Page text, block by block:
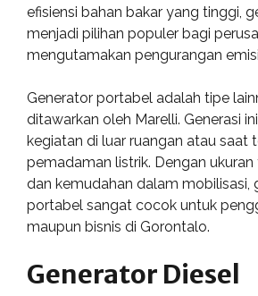
efisiensi bahan bakar yang tinggi,
menjadi pilihan populer bagi
mengutamakan pengurangan
Generator portabel adalah tipe
ditawarkan oleh Marelli. Generasi
kegiatan di luar ruangan atau saat
pemadaman listrik. Dengan
dan kemudahan dalam mobilisasi,
portabel sangat cocok untuk
maupun bisnis di Gorontalo.
Generator Diesel